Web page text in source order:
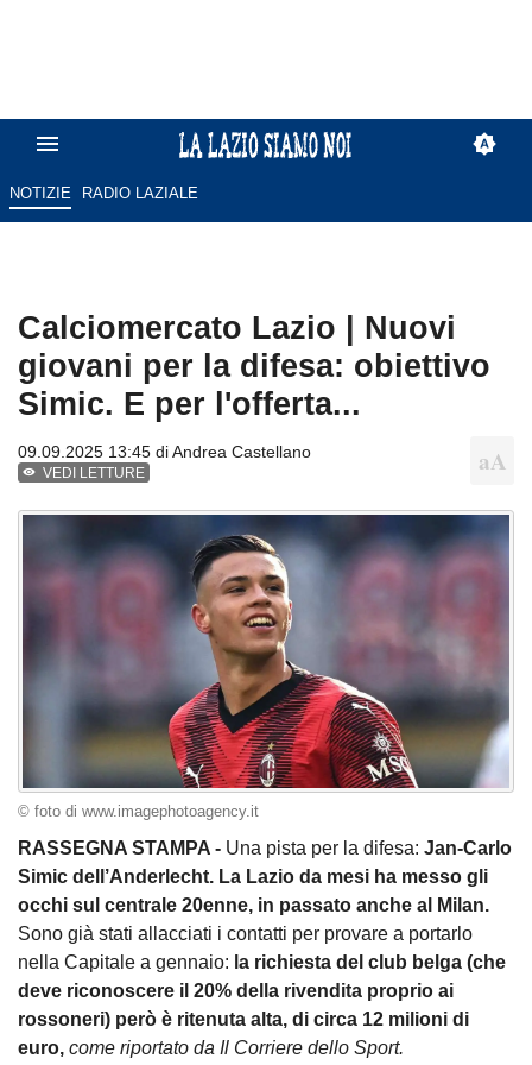
NOTIZIE RADIO LAZIALE
Calciomercato Lazio | Nuovi
giovani per la difesa: obiettivo
Simic. E per l'offerta...
09.09.2025 13:45 diAndrea Castellano
VEDI LETTURE
© foto di www.imagephotoagency.it
RASSEGNA STAMPA - Una pista per la difesa: Jan-Carlo
Simic dell’Anderlecht. La Lazio da mesi ha messo gli
occhi sul centrale 20enne, in passato anche al Milan.
Sono già stati allacciati i contatti per provare a portarlo
nella Capitale a gennaio: la richiesta del club belga (che
deve riconoscere il 20% della rivendita proprio ai
rossoneri) però è ritenuta alta, di circa 12 milioni di
euro, come riportato da Il Corriere dello Sport.